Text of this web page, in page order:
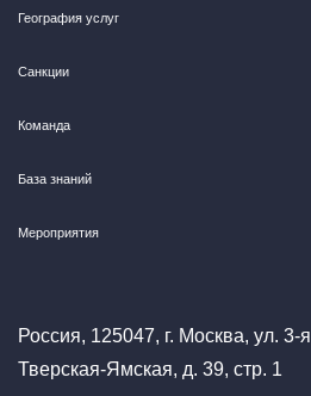
География услуг
Санкции
Команда
База знаний
Мероприятия
Россия, 125047, г. Москва, ул. 3-я
Тверская-Ямская, д. 39, стр. 1